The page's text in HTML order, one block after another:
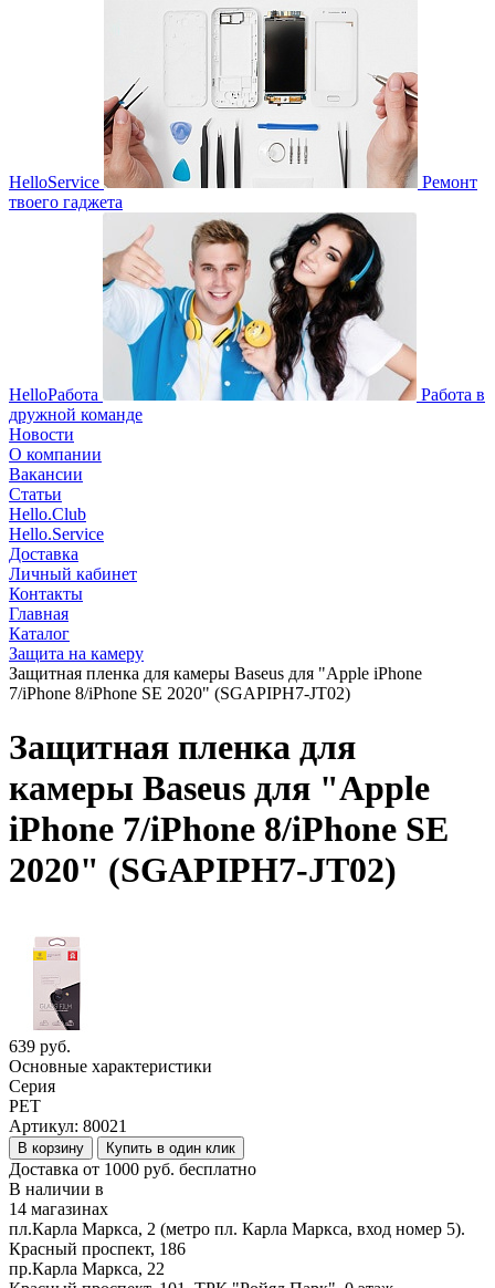
HelloService
Ремонт
твоего гаджета
HelloРабота
Работа в
дружной команде
Новости
О компании
Вакансии
Статьи
Hello.Club
Hello.Service
Доставка
Личный кабинет
Контакты
Главная
Каталог
Защита на камеру
Защитная пленка для камеры Baseus для "Apple iPhone
7/iPhone 8/iPhone SE 2020" (SGAPIPH7-JT02)
Защитная пленка для
камеры Baseus для "Apple
iPhone 7/iPhone 8/iPhone SE
2020" (SGAPIPH7-JT02)
639 руб.
Основные характеристики
Серия
PET
Артикул: 80021
В корзину Купить в один клик
Доставка от 1000 руб. бесплатно
В наличии в
14 магазинах
пл.Карла Маркса, 2 (метро пл. Карла Маркса, вход номер 5).
Красный проспект, 186
пр.Карла Маркса, 22